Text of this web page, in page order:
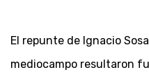
El repunte de Ignacio
mediocampo resultaron